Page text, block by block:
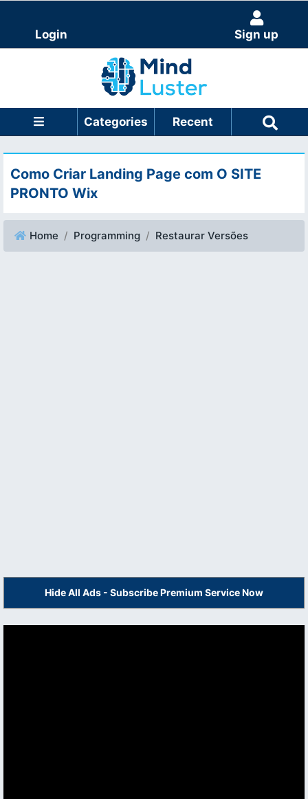
Login Sign up
Categories Recent
Como Criar Landing Page com O SITE
PRONTO Wix
Home Programming Restaurar Versões
Hide All Ads - Subscribe Premium Service Now